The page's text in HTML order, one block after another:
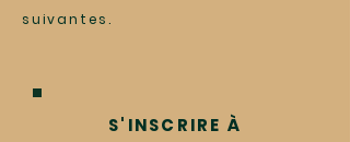
suivantes.
S'INSCRIRE À